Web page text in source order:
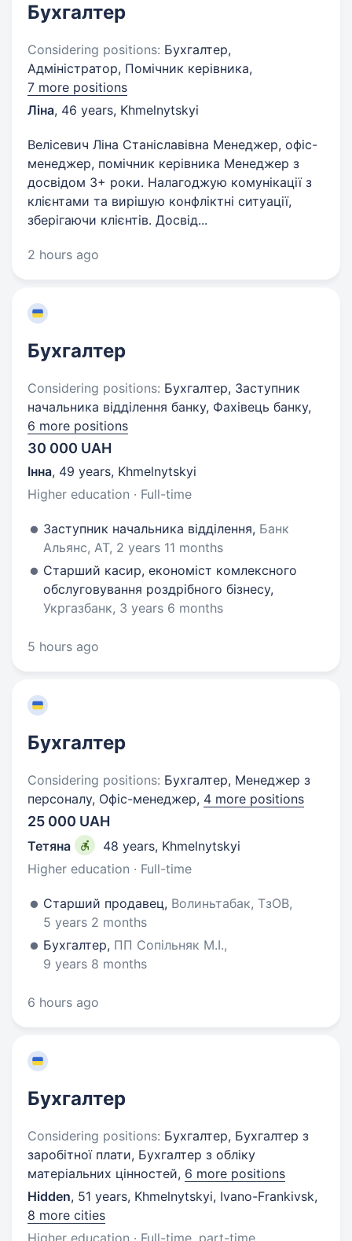
Бухгалтер
Considering positions: Бухгалтер,
Адміністратор, Помічник керівника,
7 more positions
Ліна, 46 years, Khmelnytskyi
Велісевич Ліна Станіславівна Менеджер, офіс-
менеджер, помічник керівника Менеджер з
досвідом 3+ роки. Налагоджую комунікації з
клієнтами та вирішую конфліктні ситуації,
зберігаючи клієнтів. Досвід...
2 hours ago
Бухгалтер
Considering positions: Бухгалтер, Заступник
начальника відділення банку, Фахівець банку,
6 more positions
30 000 UAH
Інна, 49 years, Khmelnytskyi
Higher education · Full-time
Заступник начальника відділення, Банк
Альянс, АТ, 2 years 11 months
Старший касир, економіст комлексного
обслуговування роздрібного бізнесу,
Укргазбанк, 3 years 6 months
5 hours ago
Бухгалтер
Considering positions: Бухгалтер, Менеджер з
персоналу, Офіс-менеджер, 4 more positions
25 000 UAH
Тетяна 48 years, Khmelnytskyi
Higher education · Full-time
Старший продавец, Волиньтабак, ТзОВ,
5 years 2 months
Бухгалтер, ПП Сопільняк М.І.,
9 years 8 months
6 hours ago
Бухгалтер
Considering positions: Бухгалтер, Бухгалтер з
заробітної плати, Бухгалтер з обліку
матеріальних цінностей, 6 more positions
Hidden, 51 years, Khmelnytskyi, Ivano-Frankivsk,
8 more cities
Higher education · Full-time, part-time